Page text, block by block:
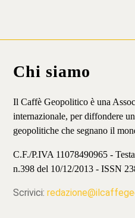
Chi siamo
Il Caffè Geopolitico è una
internazionale, per diffondere
geopolitiche che segnano il
C.F./P.IVA 11078490965 -
n.398 del 10/12/2013 - ISSN
Scrivici: